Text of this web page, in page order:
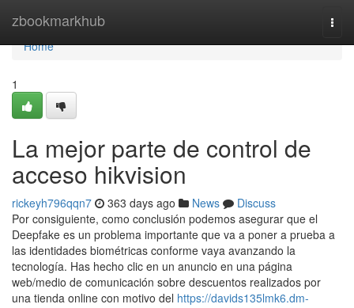
zbookmarkhub
Home
Home
1
La mejor parte de control de
acceso hikvision
rickeyh796qqn7 363 days ago News
Discuss
Por consiguiente, como conclusión podemos asegurar que el
Deepfake es un problema importante que va a poner a prueba a
las identidades biométricas conforme vaya avanzando la
tecnología. Has hecho clic en un anuncio en una página
web/medio de comunicación sobre descuentos realizados por
una tienda online con motivo del https://davids135lmk6.dm-